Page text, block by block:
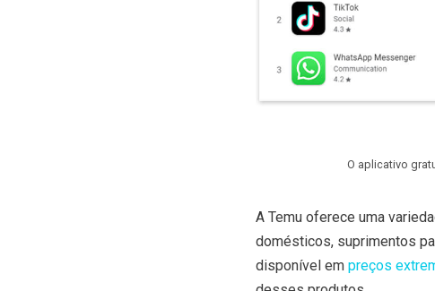
O aplicativo
A Temu oferece uma
domésticos, suprimentos
disponível em preços